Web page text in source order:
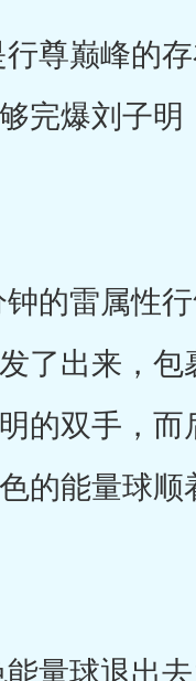
巅峰的存
完爆刘子
雷属性行
了出来，
的双手，
的能量球
球退出去